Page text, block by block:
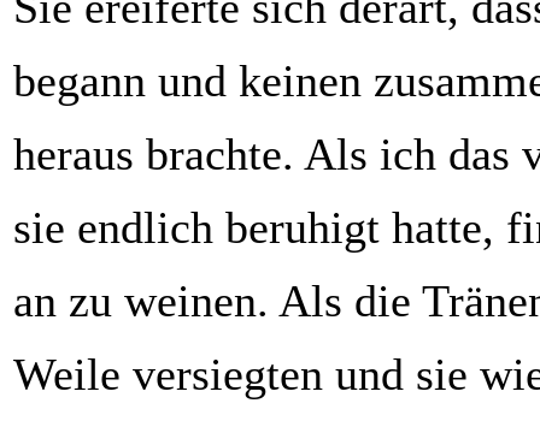
begann und keinen
heraus brachte. Als ich das
sie endlich beruhigt hatte,
an zu weinen. Als die
Weile versiegten und sie